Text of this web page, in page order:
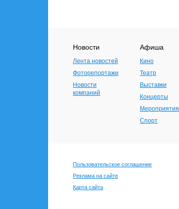
Новости
Лента новостей
Фоторепортажи
Новости
компаний
Афиша
Кино
Театр
Выставки
Концерты
Мероприятия
Спорт
Пользовательское соглашение
Реклама на сайте
Карта сайта